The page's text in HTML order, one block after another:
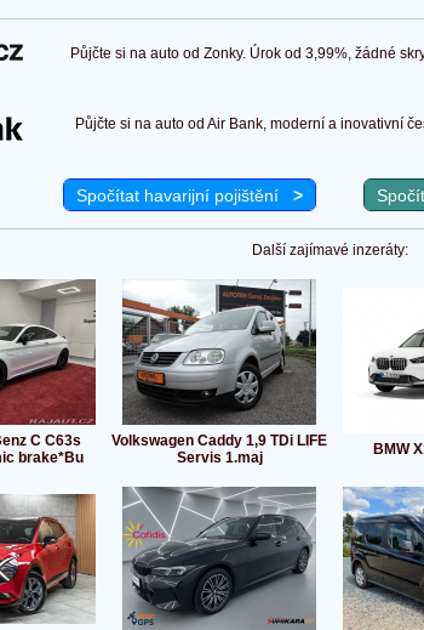
Půjčte si na auto od Zonky. Úrok od 3,99%, žádné
Půjčte si na auto od Air Bank, moderní a inovativní
Spočítat havarijní pojištění >
Další zajímavé inzeráty:
C C63s
brake*Bu
Volkswagen Caddy 1,9 TDi LIFE
Servis 1.maj
BMW